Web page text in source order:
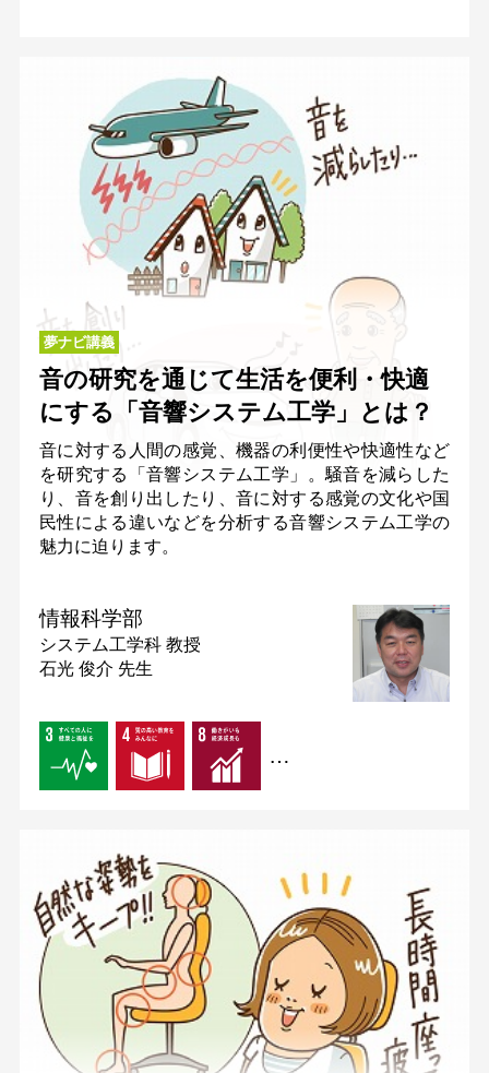
夢ナビ講義
音の研究を通じて生活を便利・快適
にする「音響システム工学」とは？
音に対する人間の感覚、機器の利便性や快適性など
を研究する「音響システム工学」。騒音を減らした
り、音を創り出したり、音に対する感覚の文化や国
民性による違いなどを分析する音響システム工学の
魅力に迫ります。
情報科学部
システム工学科 教授
石光 俊介 先生
…